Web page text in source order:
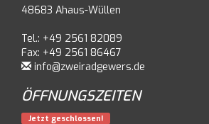
48683 Ahaus-Wüllen
Tel.: +49 2561 82089
Fax: +49 2561 86467
info@zweiradgewers.de
ÖFFNUNGSZEITEN
Jetzt geschlossen!